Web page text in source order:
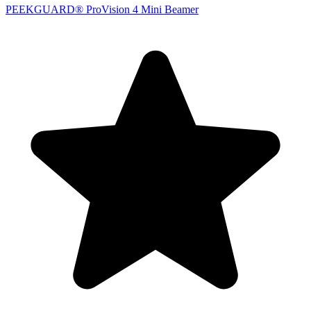
PEEKGUARD® ProVision 4 Mini Beamer